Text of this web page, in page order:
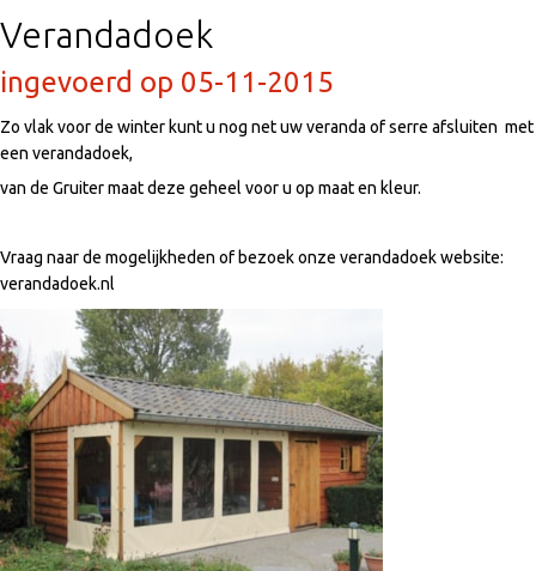
Verandadoek
ingevoerd op 05-11-2015
Zo vlak voor de winter kunt u nog net uw veranda of serre afsluiten met
een verandadoek,
van de Gruiter maat deze geheel voor u op maat en kleur.
Vraag naar de mogelijkheden of bezoek onze verandadoek website:
verandadoek.nl